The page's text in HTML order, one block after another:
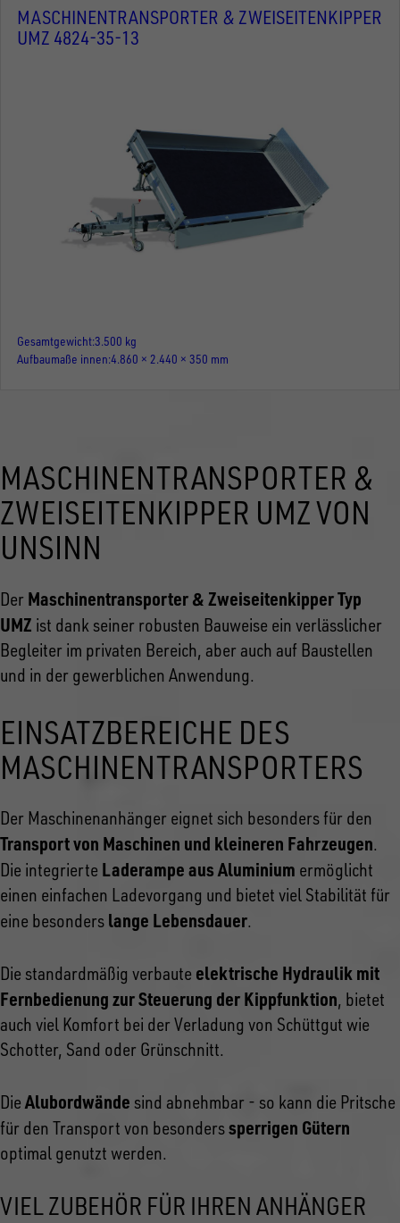
MASCHINENTRANSPORTER & ZWEISEITENKIPPER
UMZ 4824-35-13
Gesamtgewicht3.500 kg
Aufbaumaße innen 4.860 × 2.440 × 350 mm
MASCHINENTRANSPORTER &
ZWEISEITENKIPPER UMZ VON
UNSINN
Der Maschinentransporter & Zweiseitenkipper Typ
UMZ ist dank seiner robusten Bauweise ein verlässlicher
Begleiter im privaten Bereich, aber auch auf Baustellen
und in der gewerblichen Anwendung.
EINSATZBEREICHE DES
MASCHINENTRANSPORTERS
Der Maschinenanhänger eignet sich besonders für den
Transport von Maschinen und kleineren Fahrzeugen.
Die integrierte Laderampe aus Aluminium ermöglicht
einen einfachen Ladevorgang und bietet viel Stabilität für
eine besonders lange Lebensdauer.
Die standardmäßig verbaute elektrische Hydraulik mit
Fernbedienung zur Steuerung der Kippfunktion, bietet
auch viel Komfort bei der Verladung von Schüttgut wie
Schotter, Sand oder Grünschnitt.
DieAlubordwände sind abnehmbar - so kann die Pritsche
für den Transport von besonderssperrigen Gütern
optimal genutzt werden.
VIEL ZUBEHÖR FÜR IHREN ANHÄNGER